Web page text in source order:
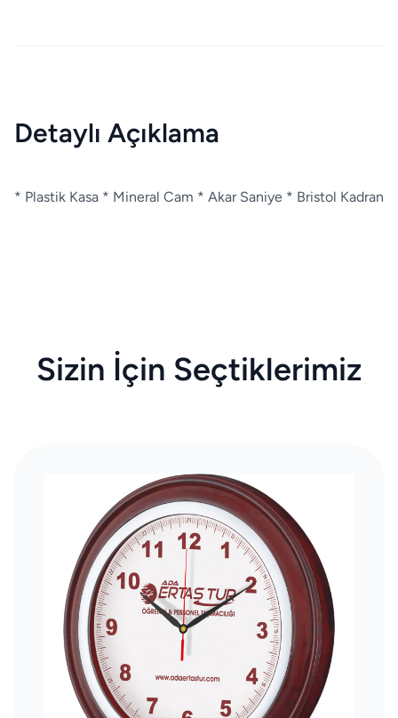
Detaylı Açıklama
* Plastik Kasa * Mineral Cam * Akar Saniye * Bristol Kadran
Sizin İçin Seçtiklerimiz